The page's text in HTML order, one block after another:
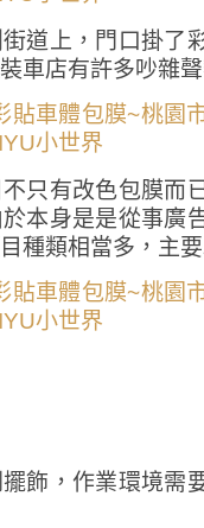
道上，門口掛了
車店有許多吵雜聲
只有改色包膜而
本身是是從事廣
種類相當多，主
飾，作業環境需